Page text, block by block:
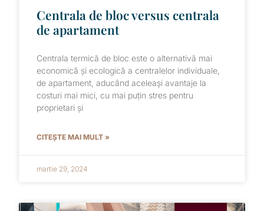
Centrala de bloc versus centrala
de apartament
Centrala termică de bloc este o alternativă mai
economică și ecologică a centralelor individuale,
de apartament, aducând aceleași avantaje la
costuri mai mici, cu mai puțin stres pentru
proprietari și
CITEȘTE MAI MULT »
martie 29, 2024